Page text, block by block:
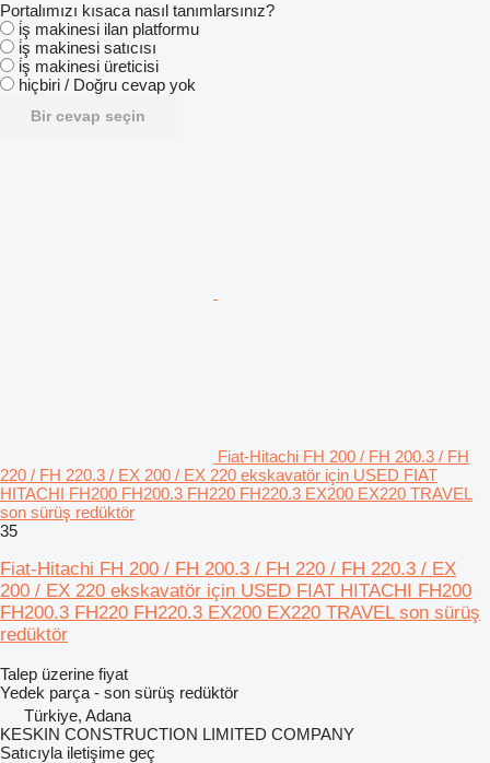
Portalımızı kısaca nasıl tanımlarsınız?
i̇ş makinesi ilan platformu
i̇ş makinesi satıcısı
i̇ş makinesi üreticisi
hiçbiri / Doğru cevap yok
Bir cevap seçin
Fiat-Hitachi FH 200 / FH 200.3 / FH
220 / FH 220.3 / EX 200 / EX 220 ekskavatör için USED FIAT
HITACHI FH200 FH200.3 FH220 FH220.3 EX200 EX220 TRAVEL
son sürüş redüktör
35
Fiat-Hitachi FH 200 / FH 200.3 / FH 220 / FH 220.3 / EX
200 / EX 220 ekskavatör için USED FIAT HITACHI FH200
FH200.3 FH220 FH220.3 EX200 EX220 TRAVEL son sürüş
redüktör
Talep üzerine fiyat
Yedek parça - son sürüş redüktör
Türkiye, Adana
KESKIN CONSTRUCTION LIMITED COMPANY
Satıcıyla iletişime geç